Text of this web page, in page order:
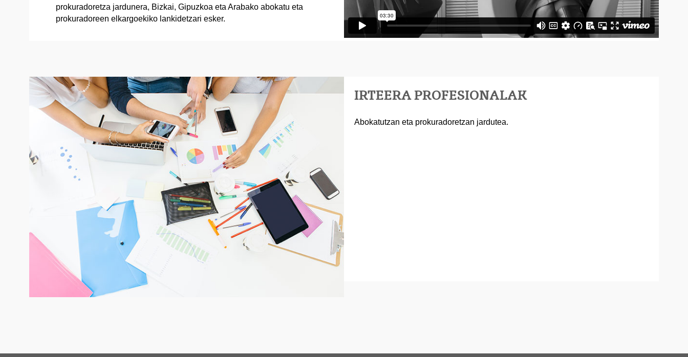
prokuradoretza jardunera, Bizkai, Gipuzkoa eta Arabako abokatu eta
prokuradoreen elkargoekiko lankidetzari esker.
IRTEERA PROFESIONALAK
Abokatutzan eta prokuradoretzan jardutea.